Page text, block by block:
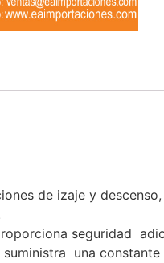
de izaje y
seguridad
una